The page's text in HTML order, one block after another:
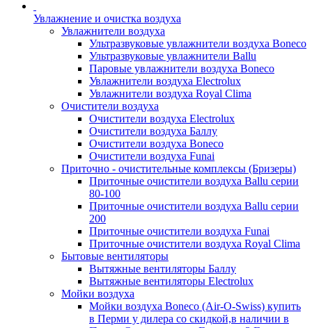
Увлажнение и очистка воздуха
Увлажнители воздуха
Ультразвуковые увлажнители воздуха Boneco
Ультразвуковые увлажнители Ballu
Паровые увлажнители воздуха Boneco
Увлажнители воздуха Electrolux
Увлажнители воздуха Royal Clima
Очистители воздуха
Очистители воздуха Electrolux
Очистители воздуха Баллу
Очистители воздуха Boneco
Очистители воздуха Funai
Приточно - очистительные комплексы (Бризеры)
Приточные очистители воздуха Ballu серии
80-100
Приточные очистители воздуха Ballu серии
200
Приточные очистители воздуха Funai
Приточные очистители воздуха Royal Clima
Бытовые вентиляторы
Вытяжные вентиляторы Баллу
Вытяжные вентиляторы Electrolux
Мойки воздуха
Мойки воздуха Boneco (Air-O-Swiss) купить
в Перми у дилера со скидкой,в наличии в